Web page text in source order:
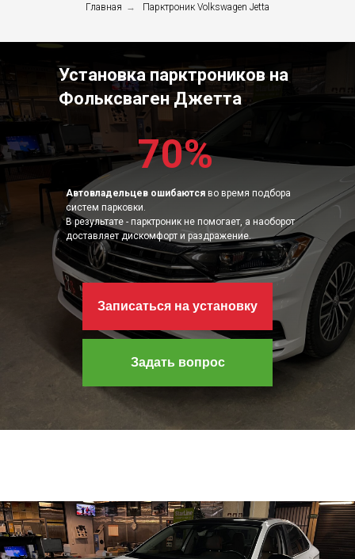
Главная → Парктроник Volkswagen Jetta
Установка парктроников на
Фольксваген Джетта
Записаться на установку
Задать вопрос
70%
Автовладельцев ошибаются во время подбора
систем парковки.
В результате - парктроник не помогает, а наоборот
доставляет дискомфорт и раздражение.